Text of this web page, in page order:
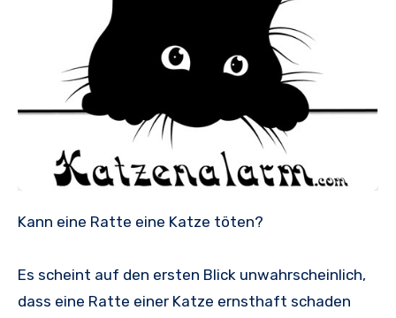
Kann eine Ratte eine Katze töten?
Es scheint auf den ersten Blick unwahrscheinlich,
dass eine Ratte einer Katze ernsthaft schaden